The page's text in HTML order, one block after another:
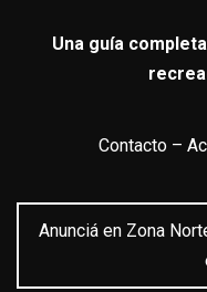
Una guía
Contacto–
Anunciá en Zona